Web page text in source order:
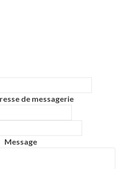
de messagerie
Message